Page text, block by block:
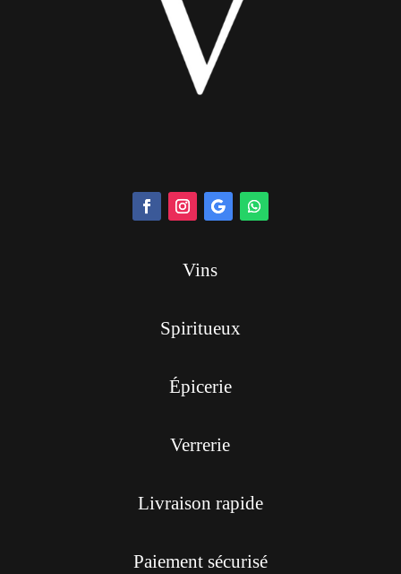
Vins
Spiritueux
Épicerie
Verrerie
Livraison rapide
Paiement sécurisé